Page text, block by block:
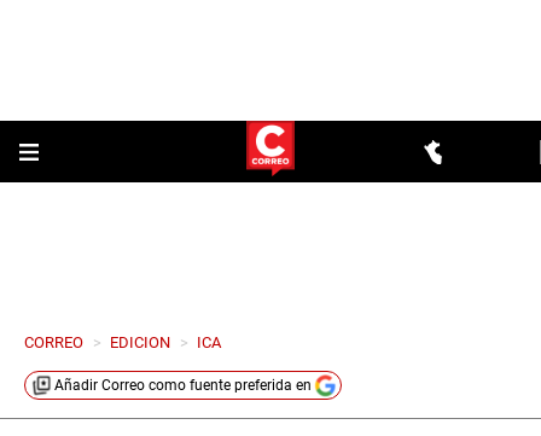
CORREO > EDICION > ICA
Añadir Correo como fuente preferida en